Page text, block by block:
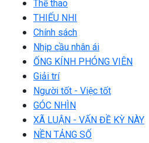
Thể thao
THIẾU NHI
Chính sách
Nhịp cầu nhân ái
ỐNG KÍNH PHÓNG VIÊN
Giải trí
Người tốt - Việc tốt
GÓC NHÌN
XÃ LUẬN - VẤN ĐỀ KỲ NÀY
NỀN TẢNG SỐ